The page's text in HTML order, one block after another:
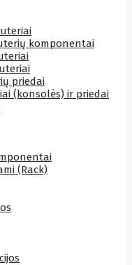
komponentai
priedai
(konsolės) ir priedai
(Rack)